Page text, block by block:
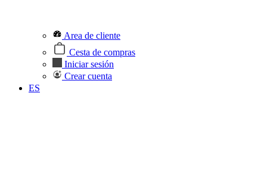
Area de cliente
Cesta de compras
Iniciar sesión
Crear cuenta
ES